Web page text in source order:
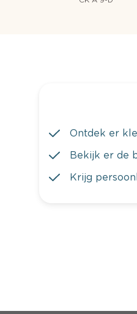
Ontdek er
Bekijk er de
Krijg